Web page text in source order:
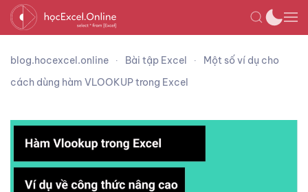
blog.hocexcel.online Bài tập Excel
Một số ví dụ cho
cách dùng hàm VLOOKUP trong Excel